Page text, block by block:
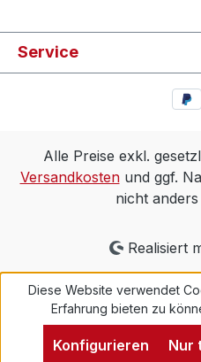
Service
Alle Preise exkl.
Versandkostenund ggf.
nicht
Realisiert
Diese Website verwendet
Erfahrung bieten zu
Nur
Konfigurieren